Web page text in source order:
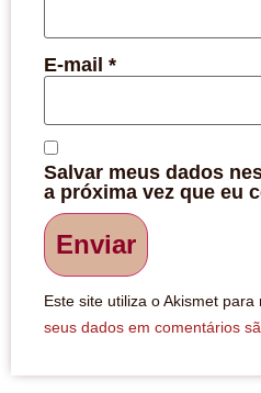
E-mail *
Salvar meus dados
a próxima vez que eu
Este site utiliza o Akismet para
seus dados em comentários